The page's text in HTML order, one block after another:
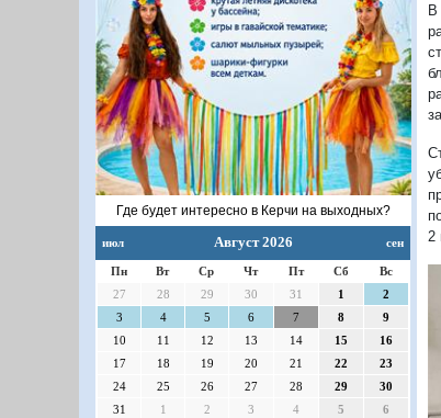
Где будет интересно в Керчи на выходных?
июл Август 2026 сен
Пн Вт Ср Чт Пт Сб
Вс
27
28 29 30 31 1
2
3
4 5 6 7 8
9
10
11 12 13 14 15
16
17
18 19 20 21 22
23
24
25 26 27 28 29
30
31
1 2 3 4 5 6
В
2